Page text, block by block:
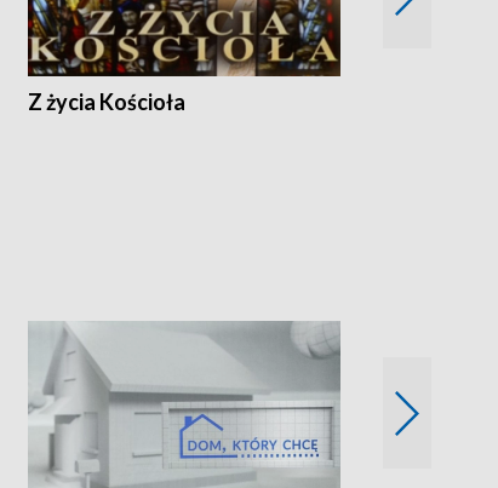
Z życia Kościoła